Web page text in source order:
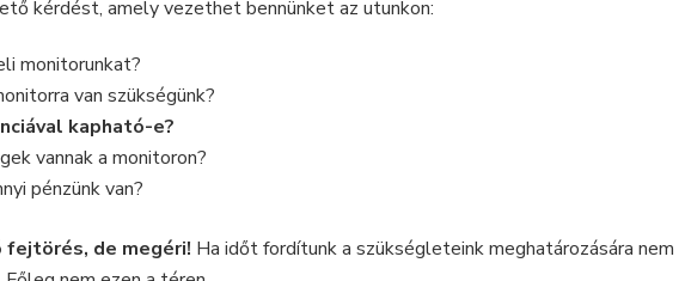
kérdést, amely vezethet bennünket az utunkon:
monitorunkat?
van szükségünk?
kapható-e?
vannak a monitoron?
pénzünk van?
fejtörés, de megéri! Ha időt fordítunk a szükségleteink meghatározására nem